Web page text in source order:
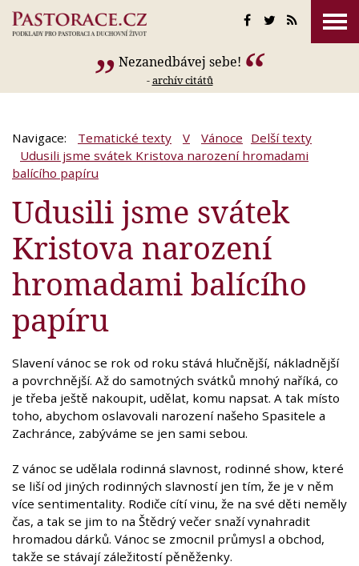
Nezanedbávej sebe!
-archív citátů
Navigace: Tematické texty V Vánoce Delší texty
Udusili jsme svátek Kristova narození hromadami
balícího papíru
Udusili jsme svátek
Kristova narození
hromadami balícího
papíru
Slavení vánoc se rok od roku stává hlučnější, nákladnější
a povrchnější. Až do samotných svátků mnohý naříká, co
je třeba ještě nakoupit, udělat, komu napsat. A tak místo
toho, abychom oslavovali narození našeho Spasitele a
Zachránce, zabýváme se jen sami sebou.
Z vánoc se udělala rodinná slavnost, rodinné show, které
se liší od jiných rodinných slavností jen tím, že je v něm
více sentimentality. Rodiče cítí vinu, že na své děti neměly
čas, a tak se jim to na Štědrý večer snaží vynahradit
hromadou dárků. Vánoc se zmocnil průmysl a obchod,
takže se stávají záležitostí pěněženky.